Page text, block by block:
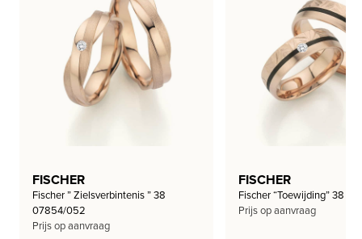
FISCHER
Fischer ” Zielsverbintenis ” 38
07854/052
Prijs op aanvraag
FISCHER
Fischer “Toewijding” 38
Prijs op aanvraag